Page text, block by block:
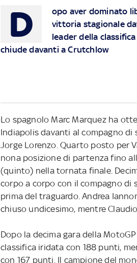
D
opo aver dominato
vittoria stagionale
leader della
chiude davanti a Crutchlow
Lo spagnolo Marc Marquez ha
Indiapolis davanti al compagno di
Jorge Lorenzo. Quarto posto per
nona posizione di partenza fino
(quinto) nella tornata finale.
corpo a corpo con il compagno di
prima del traguardo. Andrea
chiuso undicesimo, mentre
Dopo la decima gara della
classifica iridata con 188 punti,
con 167 punti. Il campione del